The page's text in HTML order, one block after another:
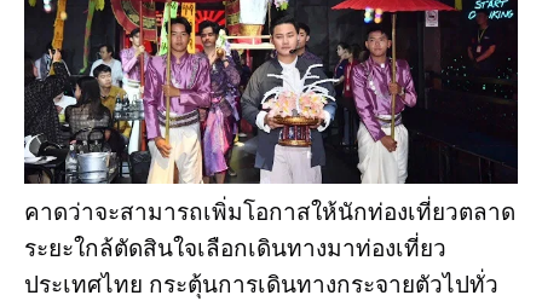
คาดว่าจะสามารถเพิ่มโอกาสให้นักท่องเที่ยวตลาด
ระยะใกล้ตัดสินใจเลือกเดินทางมาท่องเที่ยว
ประเทศไทย กระตุ้นการเดินทางกระจายตัวไปทั่ว